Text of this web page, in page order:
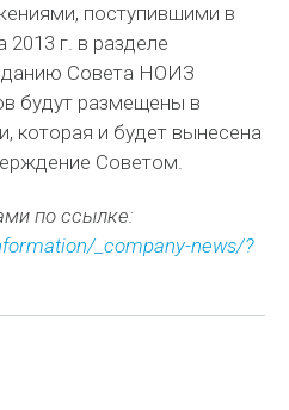
поступившими в
2013 г. в разделе
Совета НОИЗ
будут размещены в
которая и будет вынесена
Советом.
по ссылке:
_company-news/?